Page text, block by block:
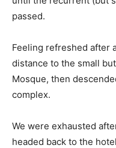
passed.
Feeling refreshed after
distance to the small
Mosque, then
complex.
We were exhausted
headed back to the